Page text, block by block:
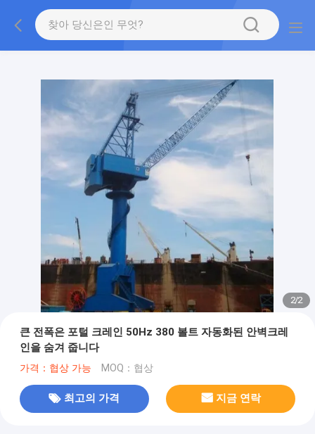
gtag('config', 'G-QWE9HWC3PF', {cookie_flags:
"SameSite=None;Secure"});
2/2
큰 전폭은 포털 크레인 50Hz 380 볼트 자동화된 안벽크레
인을 숨겨 줍니다
가격：협상 가능 MOQ：협상
최고의 가격 지금 연락